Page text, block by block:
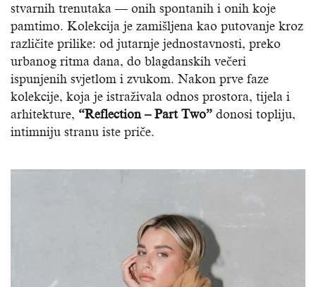
stvarnih trenutaka — onih spontanih i onih koje
pamtimo. Kolekcija je zamišljena kao putovanje kroz
različite prilike: od jutarnje jednostavnosti, preko
urbanog ritma dana, do blagdanskih večeri
ispunjenih svjetlom i zvukom. Nakon prve faze
kolekcije, koja je istraživala odnos prostora, tijela i
arhitekture, “Reflection – Part Two” donosi topliju,
intimniju stranu iste priče.